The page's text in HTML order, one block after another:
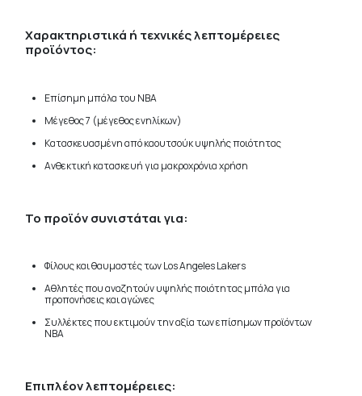
Χαρακτηριστικά ή τεχνικές λεπτομέρειες
προϊόντος:
Επίσημη μπάλα του NBA
Μέγεθος 7 (μέγεθος ενηλίκων)
Κατασκευασμένη από καουτσούκ υψηλής ποιότητας
Ανθεκτική κατασκευή για μακροχρόνια χρήση
Το προϊόν συνιστάται για:
Φίλους και θαυμαστές των Los Angeles Lakers
Αθλητές που αναζητούν υψηλής ποιότητας μπάλα για
προπονήσεις και αγώνες
Συλλέκτες που εκτιμούν την αξία των επίσημων προϊόντων
NBA
Επιπλέον λεπτομέρειες: